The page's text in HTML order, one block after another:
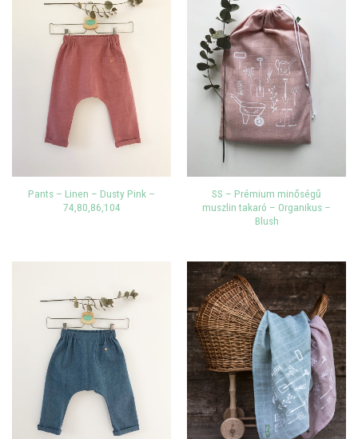
Pants – Linen – Dusty Pink –
74,80,86,104
SS – Prémium minőségű
muszlin takaró – Organikus –
Blush